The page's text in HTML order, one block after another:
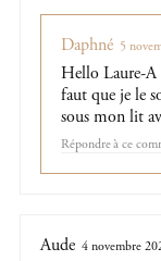
Daphné 5
Hello Laure-A
faut que je le
sous mon lit
Répondre
Aude 4 novembre